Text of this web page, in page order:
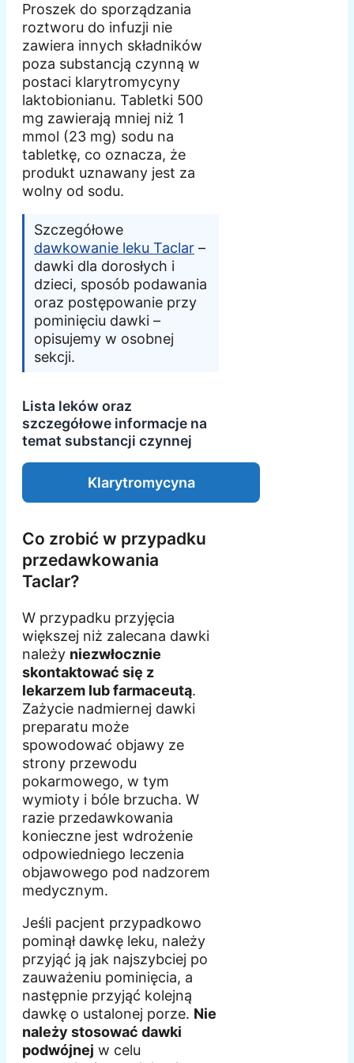
Proszek do sporządzania
roztworu do infuzji nie
zawiera innych składników
poza substancją czynną w
postaci klarytromycyny
laktobionianu. Tabletki 500
mg zawierają mniej niż 1
mmol (23 mg) sodu na
tabletkę, co oznacza, że
produkt uznawany jest za
wolny od sodu.
Szczegółowe
dawkowanie leku Taclar –
dawki dla dorosłych i
dzieci, sposób podawania
oraz postępowanie przy
pominięciu dawki –
opisujemy w osobnej
sekcji.
Lista leków oraz
szczegółowe informacje na
temat substancji czynnej
Klarytromycyna
Co zrobić w przypadku
przedawkowania
Taclar?
W przypadku przyjęcia
większej niż zalecana dawki
należy niezwłocznie
skontaktować się z
lekarzem lub farmaceutą.
Zażycie nadmiernej dawki
preparatu może
spowodować objawy ze
strony przewodu
pokarmowego, w tym
wymioty i bóle brzucha. W
razie przedawkowania
konieczne jest wdrożenie
odpowiedniego leczenia
objawowego pod nadzorem
medycznym.
Jeśli pacjent przypadkowo
pominął dawkę leku, należy
przyjąć ją jak najszybciej po
zauważeniu pominięcia, a
następnie przyjąć kolejną
dawkę o ustalonej porze. Nie
należy stosować dawki
podwójnej w celu